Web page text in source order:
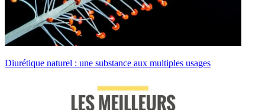
Diurétique naturel : une substance aux multiples usages